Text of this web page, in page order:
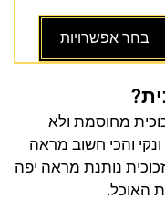
בחר אפשרויות
מחוסמת ולא
והכי חשוב מראה
נותנת מראה יפה
האוכל.